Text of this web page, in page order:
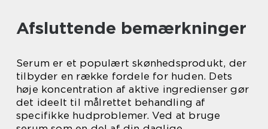
Afsluttende bemærkninger
Serum er et populært skønhedsprodukt, der
tilbyder en række fordele for huden. Dets
høje koncentration af aktive ingredienser gør
det ideelt til målrettet behandling af
specifikke hudproblemer. Ved at bruge